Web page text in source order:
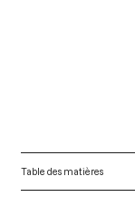
Table des matières